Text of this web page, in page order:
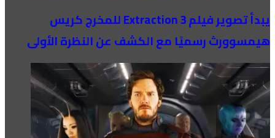
يبدأ تصوير فيلم Extraction 3 للمخرج كريس
هيمسوورث رسميًا مع الكشف عن النظرة الأولى